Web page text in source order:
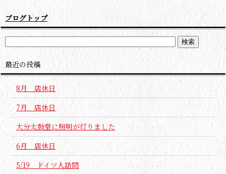
ブログトップ
最近の投稿
8月 店休日
7月 店休日
大分太鼓堂に照明が灯りました
6月 店休日
5/19 ドイツ人訪問